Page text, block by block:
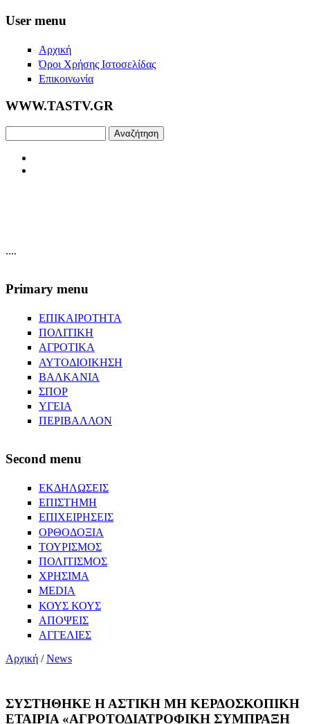
Skip to main content
User menu
Αρχική
Όροι Χρήσης Ιστοσελίδας
Επικοινωνία
WWW.TASTV.GR
....
Primary menu
ΕΠΙΚΑΙΡΟΤΗΤΑ
ΠΟΛΙΤΙΚΗ
ΑΓΡΟΤΙΚΑ
ΑΥΤΟΔΙΟΙΚΗΣΗ
ΒΑΛΚΑΝΙΑ
ΣΠΟΡ
ΥΓΕΙΑ
ΠΕΡΙΒΑΛΛΟΝ
Second menu
ΕΚΔΗΛΩΣΕΙΣ
ΕΠΙΣΤΗΜΗ
ΕΠΙΧΕΙΡΗΣΕΙΣ
ΟΡΘΟΔΟΞΙΑ
ΤΟΥΡΙΣΜΟΣ
ΠΟΛΙΤΙΣΜΟΣ
ΧΡΗΣΙΜΑ
MEDIA
ΚΟΥΣ ΚΟΥΣ
ΑΠΟΨΕΙΣ
ΑΓΓΕΛΙΕΣ
Αρχική /News
ΣΥΣΤΗΘΗΚΕ Η ΑΣΤΙΚΗ ΜΗ ΚΕΡΔΟΣΚΟΠΙΚΗ
ΕΤΑΙΡΙΑ «ΑΓΡΟΤΟΔΙΑΤΡΟΦΙΚΗ ΣΥΜΠΡΑΞΗ